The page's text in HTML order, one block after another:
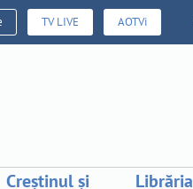
TV LIVE AOTVi
Creștinul și
Librăria